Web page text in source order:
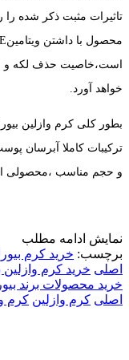
تاثیرات مثبت ذکر شده
است،خاصیت حذف لکه و
خواهد آورد.
ترکیبات کاملا آبرسان
و حجم مناسب ،محصولی
نمایش ادامه مطلب
برچسب: خرید کرم
اصلی خرید کرم وازلین
خرید محصولات برند
اصلی کرم وازلین کرم